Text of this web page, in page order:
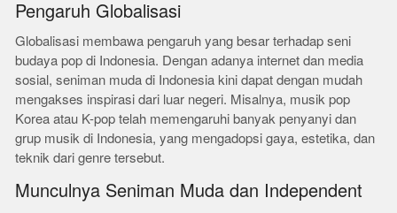
Pengaruh Globalisasi
Globalisasi membawa pengaruh yang besar terhadap seni
budaya pop di Indonesia. Dengan adanya internet dan media
sosial, seniman muda di Indonesia kini dapat dengan mudah
mengakses inspirasi dari luar negeri. Misalnya, musik pop
Korea atau K-pop telah memengaruhi banyak penyanyi dan
grup musik di Indonesia, yang mengadopsi gaya, estetika, dan
teknik dari genre tersebut.
Munculnya Seniman Muda dan Independent